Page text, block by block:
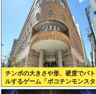
チンポの大きさや形、硬度でバト
ルするゲーム「ポコチンモンスタ
ー」を作ろうと思う